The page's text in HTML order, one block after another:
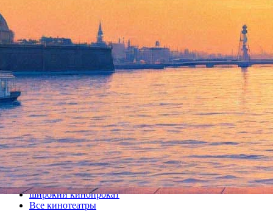
Монстры на острове
06 марта 2013, среда-27 марта 2013, среда
Версия для печати
Все кино
широкий кинопрокат
Все кинотеатры